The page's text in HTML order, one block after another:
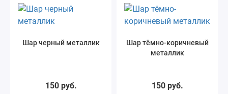
Шар черный металлик
150 руб.
Шар тёмно-коричневый
металлик
150 руб.